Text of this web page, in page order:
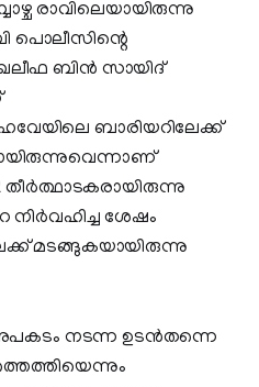
രാവിലെയായിരുന്നു
ബിന്‍ സായിദ്
ബാരിയറിലേക്ക്
ശേഷം
മടങ്ങുകയായിരുന്നു
അപകടം നടന്ന ഉടന്‍തന്നെ